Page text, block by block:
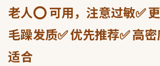
老人⭕ 可用，注意过敏✅
毛躁发质✅ 优先推荐✅ 高
适合